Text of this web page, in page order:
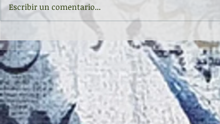
Inauguración de la exposición
'Raigambre', de Agustín García y
Aurelio González Ovies
RELATO Y
GONZÁLEZ
Escribir un comentario...